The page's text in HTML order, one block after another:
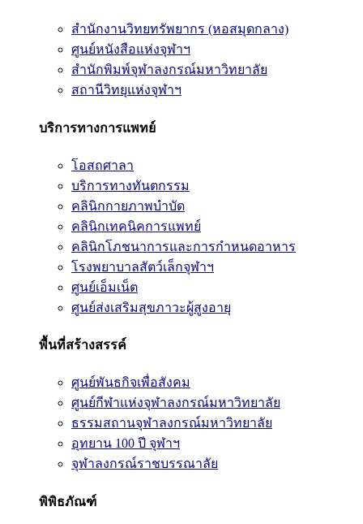
สำนักงานวิทยทรัพยากร (หอสมุดกลาง)
ศูนย์หนังสือแห่งจุฬาฯ
สำนักพิมพ์จุฬาลงกรณ์มหาวิทยาลัย
สถานีวิทยุแห่งจุฬาฯ
บริการทางการแพทย์
โอสถศาลา
บริการทางทันตกรรม
คลินิกกายภาพบำบัด
คลินิกเทคนิคการแพทย์
คลินิกโภชนาการและการกำหนดอาหาร
โรงพยาบาลสัตว์เล็กจุฬาฯ
ศูนย์เอ็มเน็ต
ศูนย์ส่งเสริมสุขภาวะผู้สูงอายุ
พื้นที่สร้างสรรค์
ศูนย์พันธกิจเพื่อสังคม
ศูนย์กีฬาแห่งจุฬาลงกรณ์มหาวิทยาลัย
ธรรมสถานจุฬาลงกรณ์มหาวิทยาลัย
อุทยาน 100 ปี จุฬาฯ
จุฬาลงกรณ์ราชบรรณาลัย
พิพิธภัณฑ์